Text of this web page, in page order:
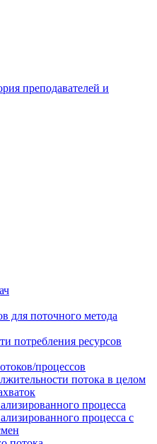
преподавателей и
для поточного метода
потребления ресурсов
процессов
потока в целом
процесса
процесса с